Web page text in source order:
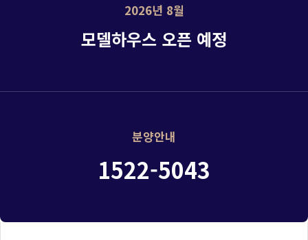
2026년 8월
모델하우스 오픈 예정
분양안내
1522-5043